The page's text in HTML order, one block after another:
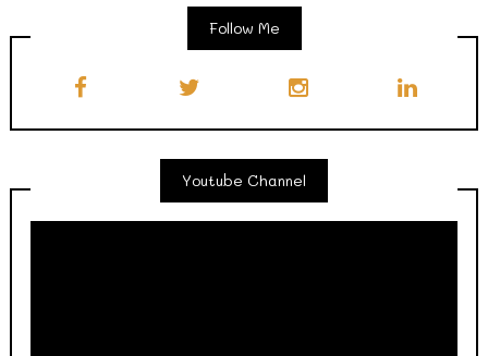
Follow Me
Youtube Channel